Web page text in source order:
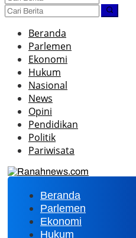
Beranda
Parlemen
Ekonomi
Hukum
Nasional
News
Opini
Pendidikan
Politik
Pariwisata
Beranda
Parlemen
Ekonomi
Hukum